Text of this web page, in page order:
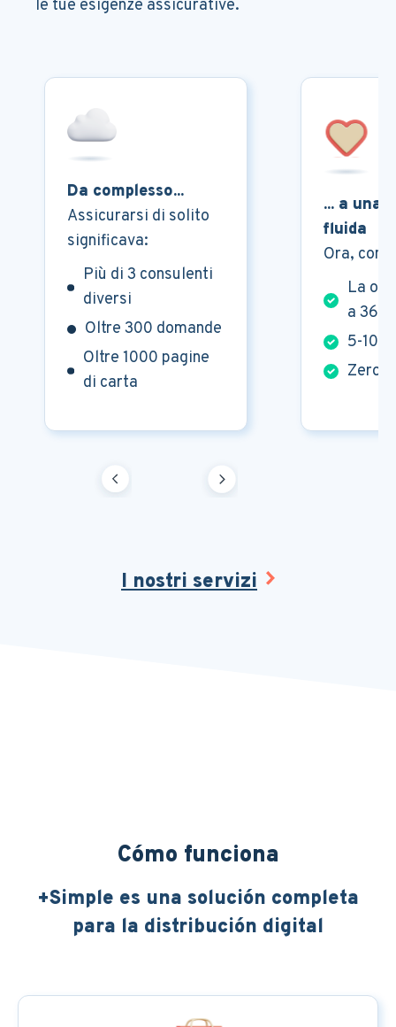
le tue esigenze assicurative.
Da complesso...
Assicurarsi di solito
significava:
Più di 3 consulenti
diversi
Oltre 300 domande
Oltre 1000 pagine
di carta
... a una
fluida
Ora, con
La
a 360°
5-10
Zero
I nostri servizi
Cómo funciona
+Simple es una solución completa
para la distribución digital